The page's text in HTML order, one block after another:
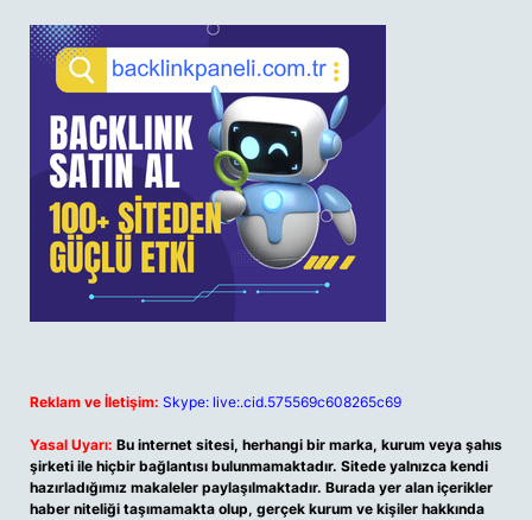
Reklam ve İletişim: Skype: live:.cid.575569c608265c69
Yasal Uyarı: Bu internet sitesi, herhangi bir marka, kurum veya şahıs
şirketi ile hiçbir bağlantısı bulunmamaktadır. Sitede yalnızca kendi
hazırladığımız makaleler paylaşılmaktadır. Burada yer alan içerikler
haber niteliği taşımamakta olup, gerçek kurum ve kişiler hakkında